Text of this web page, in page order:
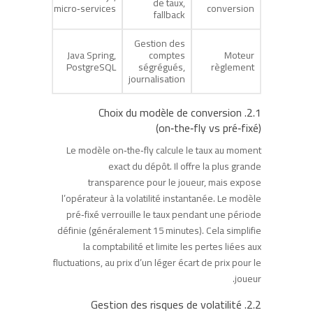
conversion
fallback
micro‑services
Moteur
règlement
Gestion des
comptes
ségrégués,
journalisation
Java Spring,
PostgreSQL
2.1. Choix du modèle de conversion
(on‑the‑fly vs pré‑fixé)
Le modèle on‑the‑fly calcule le taux au moment
exact du dépôt. Il offre la plus grande
transparence pour le joueur, mais expose
l’opérateur à la volatilité instantanée. Le modèle
pré‑fixé verrouille le taux pendant une période
définie (généralement 15 minutes). Cela simplifie
la comptabilité et limite les pertes liées aux
fluctuations, au prix d’un léger écart de prix pour le
joueur.
2.2. Gestion des risques de volatilité